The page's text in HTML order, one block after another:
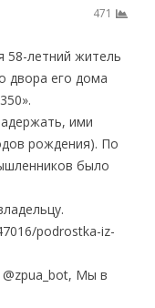
471
58-летний житель
двора его дома
ими
рождения). По
было
podrostka-iz-
Мы в